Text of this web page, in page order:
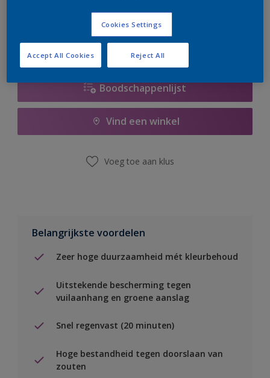
er hard aan om de voorraad aan te vullen.
Boodschappenlijst
Vind een winkel
Voeg toe aan klus
Belangrijkste voordelen
Zeer hoge duurzaamheid mét kleurbehoud
Uitstekende bescherming tegen
vuilaanhang en groene aanslag
Snel regenvast (20 minuten)
Hoge bestandheid tegen doorslaan van
zouten
Cookies Settings
Reject All
Accept All Cookies